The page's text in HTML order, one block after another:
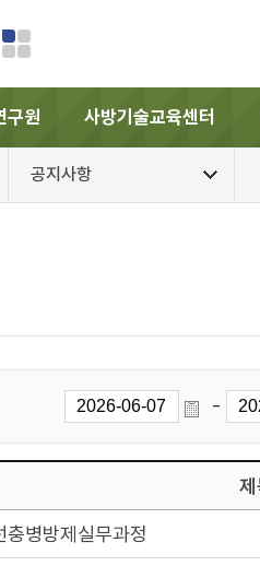
구원 사방기술교육센터
공지사항
-
병방제실무과정